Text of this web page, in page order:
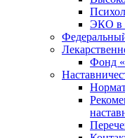
ЭКО в
Фонд